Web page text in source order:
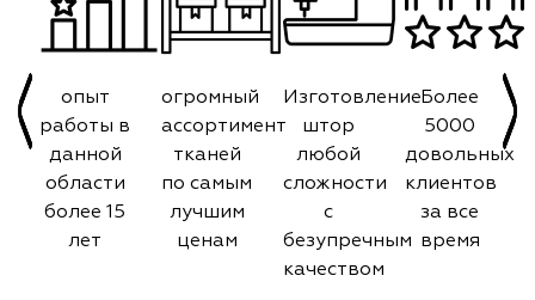
опыт
работы в
данной
области
более 15
лет
огромный
ассортимент
тканей
по самым
лучшим
ценам
Изготовление
штор
любой
сложности
с
безупречным
качеством
Более
5000
довольных
клиентов
за все
время